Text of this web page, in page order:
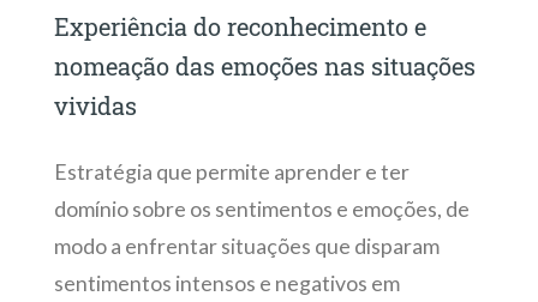
Experiência do reconhecimento e
nomeação das emoções nas situações
vividas
Estratégia que permite aprender e ter
domínio sobre os sentimentos e emoções, de
modo a enfrentar situações que disparam
sentimentos intensos e negativos em